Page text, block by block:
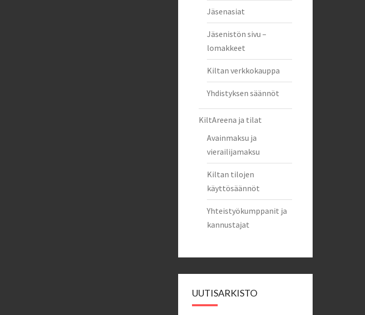
Jäsenasiat
Jäsenistön sivu –
lomakkeet
Kiltan verkkokauppa
Yhdistyksen säännöt
KiltAreena ja tilat
Avainmaksu ja
vierailijamaksu
Kiltan tilojen
käyttösäännöt
Yhteistyökumppanit ja
kannustajat
UUTISARKISTO